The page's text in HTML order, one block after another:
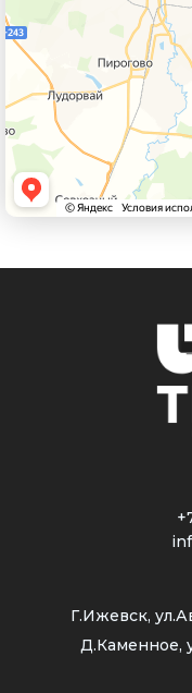
Г.Ижевск,
Д.Каменное,